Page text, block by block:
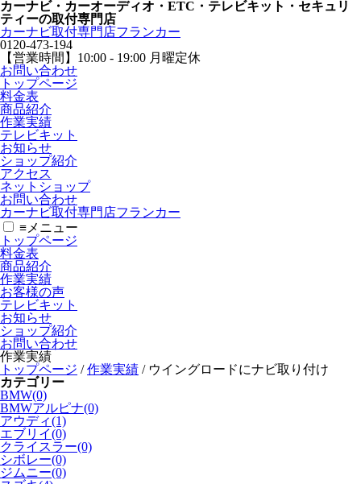
カーナビ・カーオーディオ・ETC・テレビキット・セキュリ
ティーの取付専門店
カーナビ取付専⾨店フランカー
0120-473-194
【営業時間】 10:00 - 19:00 月曜定休
お問い合わせ
トップページ
料金表
商品紹介
作業実績
テレビキット
お知らせ
ショップ紹介
アクセス
ネットショップ
お問い合わせ
カーナビ取付専⾨店フランカー
≡ メニュー
トップページ
料金表
商品紹介
作業実績
お客様の声
テレビキット
お知らせ
ショップ紹介
お問い合わせ
作業実績
トップページ /作業実績 / ウイングロードにナビ取り付け
カテゴリー
BMW(0)
BMWアルピナ(0)
アウディ(1)
エブリイ(0)
クライスラー(0)
シボレー(0)
ジムニー(0)